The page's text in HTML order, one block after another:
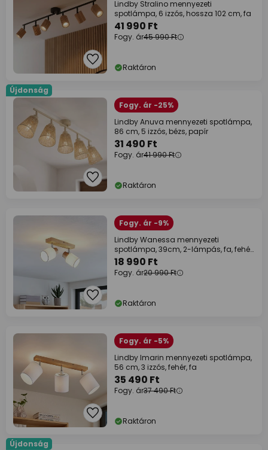
Lindby Stralino mennyezeti
spotlámpa, 6 izzós, hossza 102 cm, fa
41 990 Ft
Fogy. ár45 990 Ft
Raktáron
Újdonság
Fogy. ár -25%
Lindby Anuva mennyezeti spotlámpa,
86 cm, 5 izzós, bézs, papír
31 490 Ft
Fogy. ár41 990 Ft
Raktáron
Fogy. ár -9%
Lindby Wanessa mennyezeti
spotlámpa, 39cm, 2-lámpás, fa, fehér,
E14
18 990 Ft
Fogy. ár20 990 Ft
Raktáron
Fogy. ár -5%
Lindby Imarin mennyezeti spotlámpa,
56 cm, 3 izzós, fehér, fa
35 490 Ft
Fogy. ár37 490 Ft
Raktáron
Újdonság